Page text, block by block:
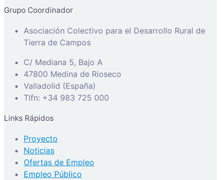
Grupo Coordinador
Asociación Colectivo para el Desarrollo Rural de
Tierra de Campos
C/ Mediana 5, Bajo A
47800 Medina de Rioseco
Valladolid (España)
Tlfn: +34 983 725 000
Links Rápidos
Proyecto
Noticias
Ofertas de Empleo
Empleo Público